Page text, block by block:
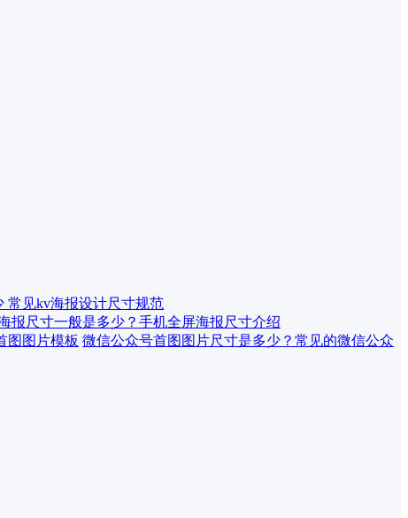
常见kv海报设计尺寸规范
报尺寸一般是多少？手机全屏海报尺寸介绍
微信公众号首图图片尺寸是多少？常见的微信公众